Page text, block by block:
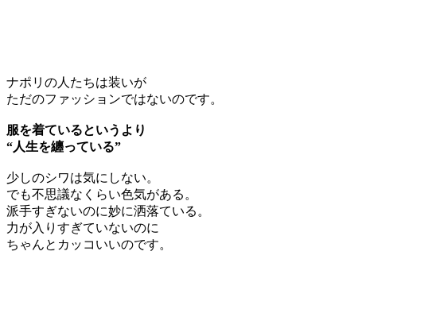
ナポリの人たちは装いが
ただのファッションではないのです。
服を着ているというより
“人生を纏っている”
少しのシワは気にしない。
でも不思議なくらい色気がある。
派手すぎないのに妙に洒落ている。
力が入りすぎていないのに
ちゃんとカッコいいのです。